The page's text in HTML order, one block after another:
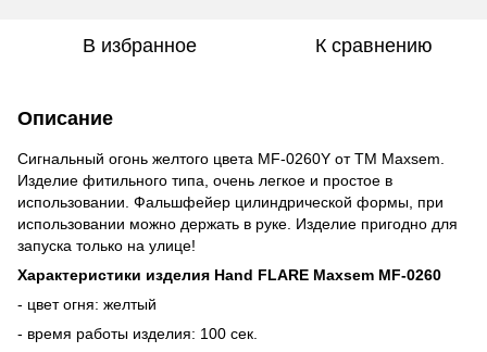
В избранное К сравнению
Описание
Сигнальный огонь желтого цвета MF-0260Y от ТМ Maxsem.
Изделие фитильного типа, очень легкое и простое в
использовании. Фальшфейер цилиндрической формы, при
использовании можно держать в руке. Изделие пригодно для
запуска только на улице!
Характеристики изделия Hand FLARE Maxsem MF-0260
- цвет огня: желтый
- время работы изделия: 100 сек.